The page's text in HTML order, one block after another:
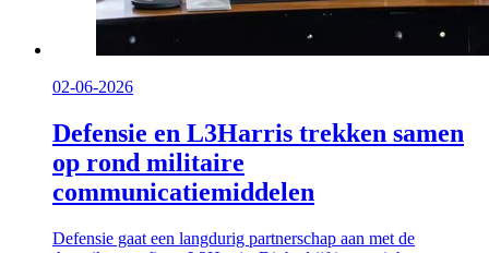
02-06-2026
Defensie en L3Harris trekken samen
op rond militaire
communicatiemiddelen
Defensie gaat een langdurig partnerschap aan met de